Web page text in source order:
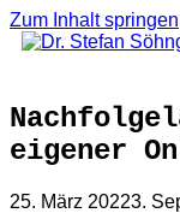
Zum Inhalt springen
eigener
25. März 20223.